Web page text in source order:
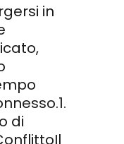
in
di